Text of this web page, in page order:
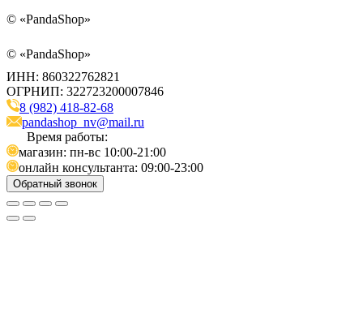
© «PandaShop»
© «PandaShop»
ИНН: 860322762821
ОГРНИП: 322723200007846
8 (982) 418-82-68
pandashop_nv@mail.ru
Время работы:
магазин: пн-вс 10:00-21:00
онлайн консультанта: 09:00-23:00
Обратный звонок